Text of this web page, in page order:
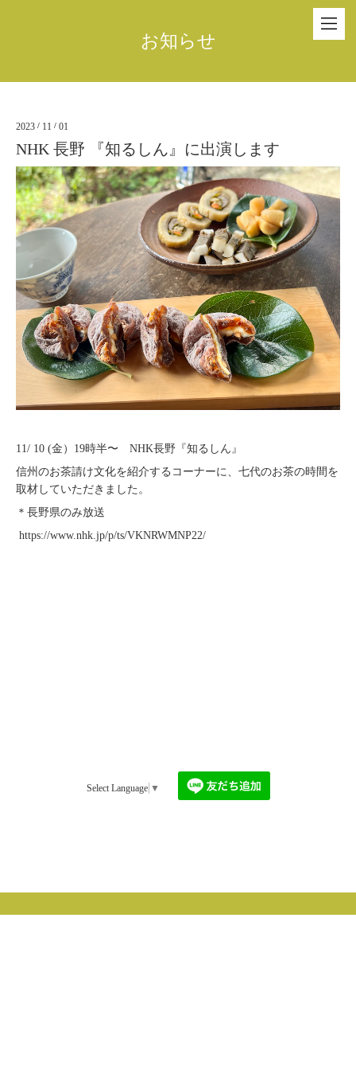
お知らせ
2023 / 11 / 01
NHK 長野 『知るしん』に出演します
11/ 10 (金）19時半〜 NHK長野『知るしん』
信州のお茶請け文化を紹介するコーナーに、七代のお茶の時間を
取材していただきました。
＊長野県のみ放送
https://www.nhk.jp/p/ts/VKNRWMNP22/
Select Language ▼